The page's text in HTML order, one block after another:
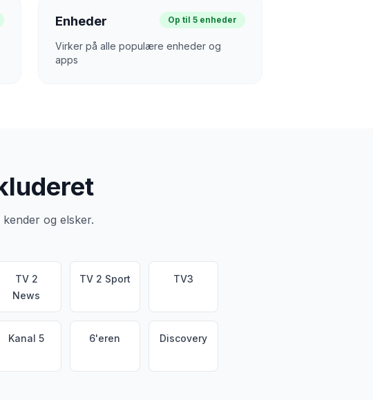
Enheder Op til 5 enheder
Virker på alle populære enheder og
apps
og elsker.
TV 2
News
TV 2 Sport TV3
Kanal 5 6'eren Discovery